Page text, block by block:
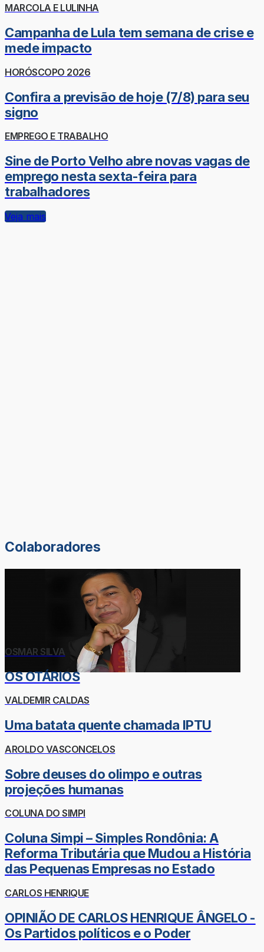
MARCOLA E LULINHA
Campanha de Lula tem semana de crise e
mede impacto
HORÓSCOPO 2026
Confira a previsão de hoje (7/8) para seu
signo
EMPREGO E TRABALHO
Sine de Porto Velho abre novas vagas de
emprego nesta sexta-feira para
trabalhadores
Veja mais
Colaboradores
OSMAR SILVA
OS OTÁRIOS
VALDEMIR CALDAS
Uma batata quente chamada IPTU
AROLDO VASCONCELOS
Sobre deuses do olimpo e outras
projeções humanas
COLUNA DO SIMPI
Coluna Simpi – Simples Rondônia: A
Reforma Tributária que Mudou a História
das Pequenas Empresas no Estado
CARLOS HENRIQUE
OPINIÃO DE CARLOS HENRIQUE ÂNGELO -
Os Partidos políticos e o Poder